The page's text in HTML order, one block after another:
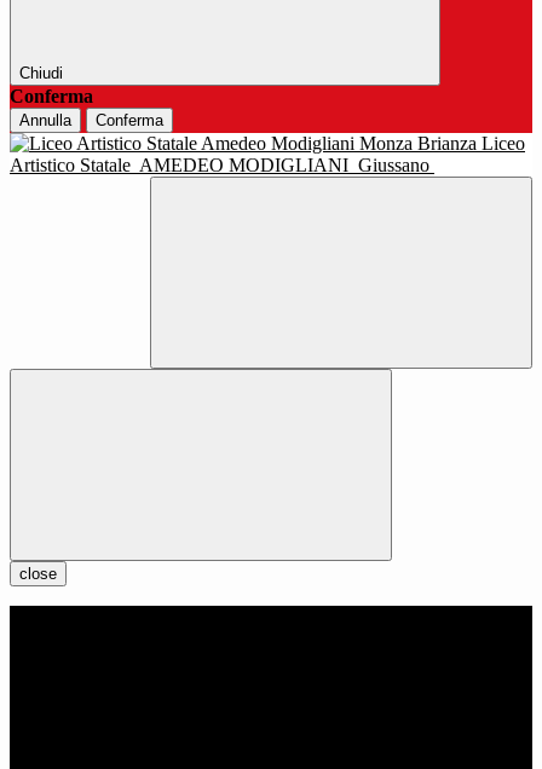
Chiudi
Conferma
Annulla Conferma
Liceo
Artistico Statale AMEDEO MODIGLIANI Giussano
close